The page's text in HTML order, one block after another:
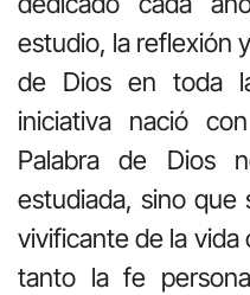
estudio, la reflexión
de Dios en toda
iniciativa nació
Palabra de Dios
estudiada, sino
vivificante de la
tanto la fe